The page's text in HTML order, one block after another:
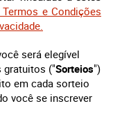
e Condições
será elegível
gratuitos ("Sorteios")
em cada sorteio
você se inscrever